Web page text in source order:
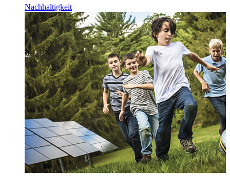
Nachhaltigkeit